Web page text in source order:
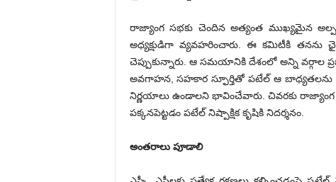
రాజ్యాంగ సభకు చెందిన అత్యంత ముఖ్యమైన
అధ్యక్షుడిగా వ్యవహరించారు. ఈ కమిటీకి
చెప్పుకున్నారు. ఆ సమయానికి దేశంలో అన్ని వర్గాల
అవగాహన, సహకార స్ఫూర్తితో పటేల్‌ ఆ బాధ్యతలను
నిర్ణయాలు ఉండాలని భావించేవారు. చివరకు రాజ్యాంగ
పక్కనపెట్టడం పటేల్‌ నిష్పాక్షిక కృషికి నిదర్శనం.
అంతరాలు పూడాలి